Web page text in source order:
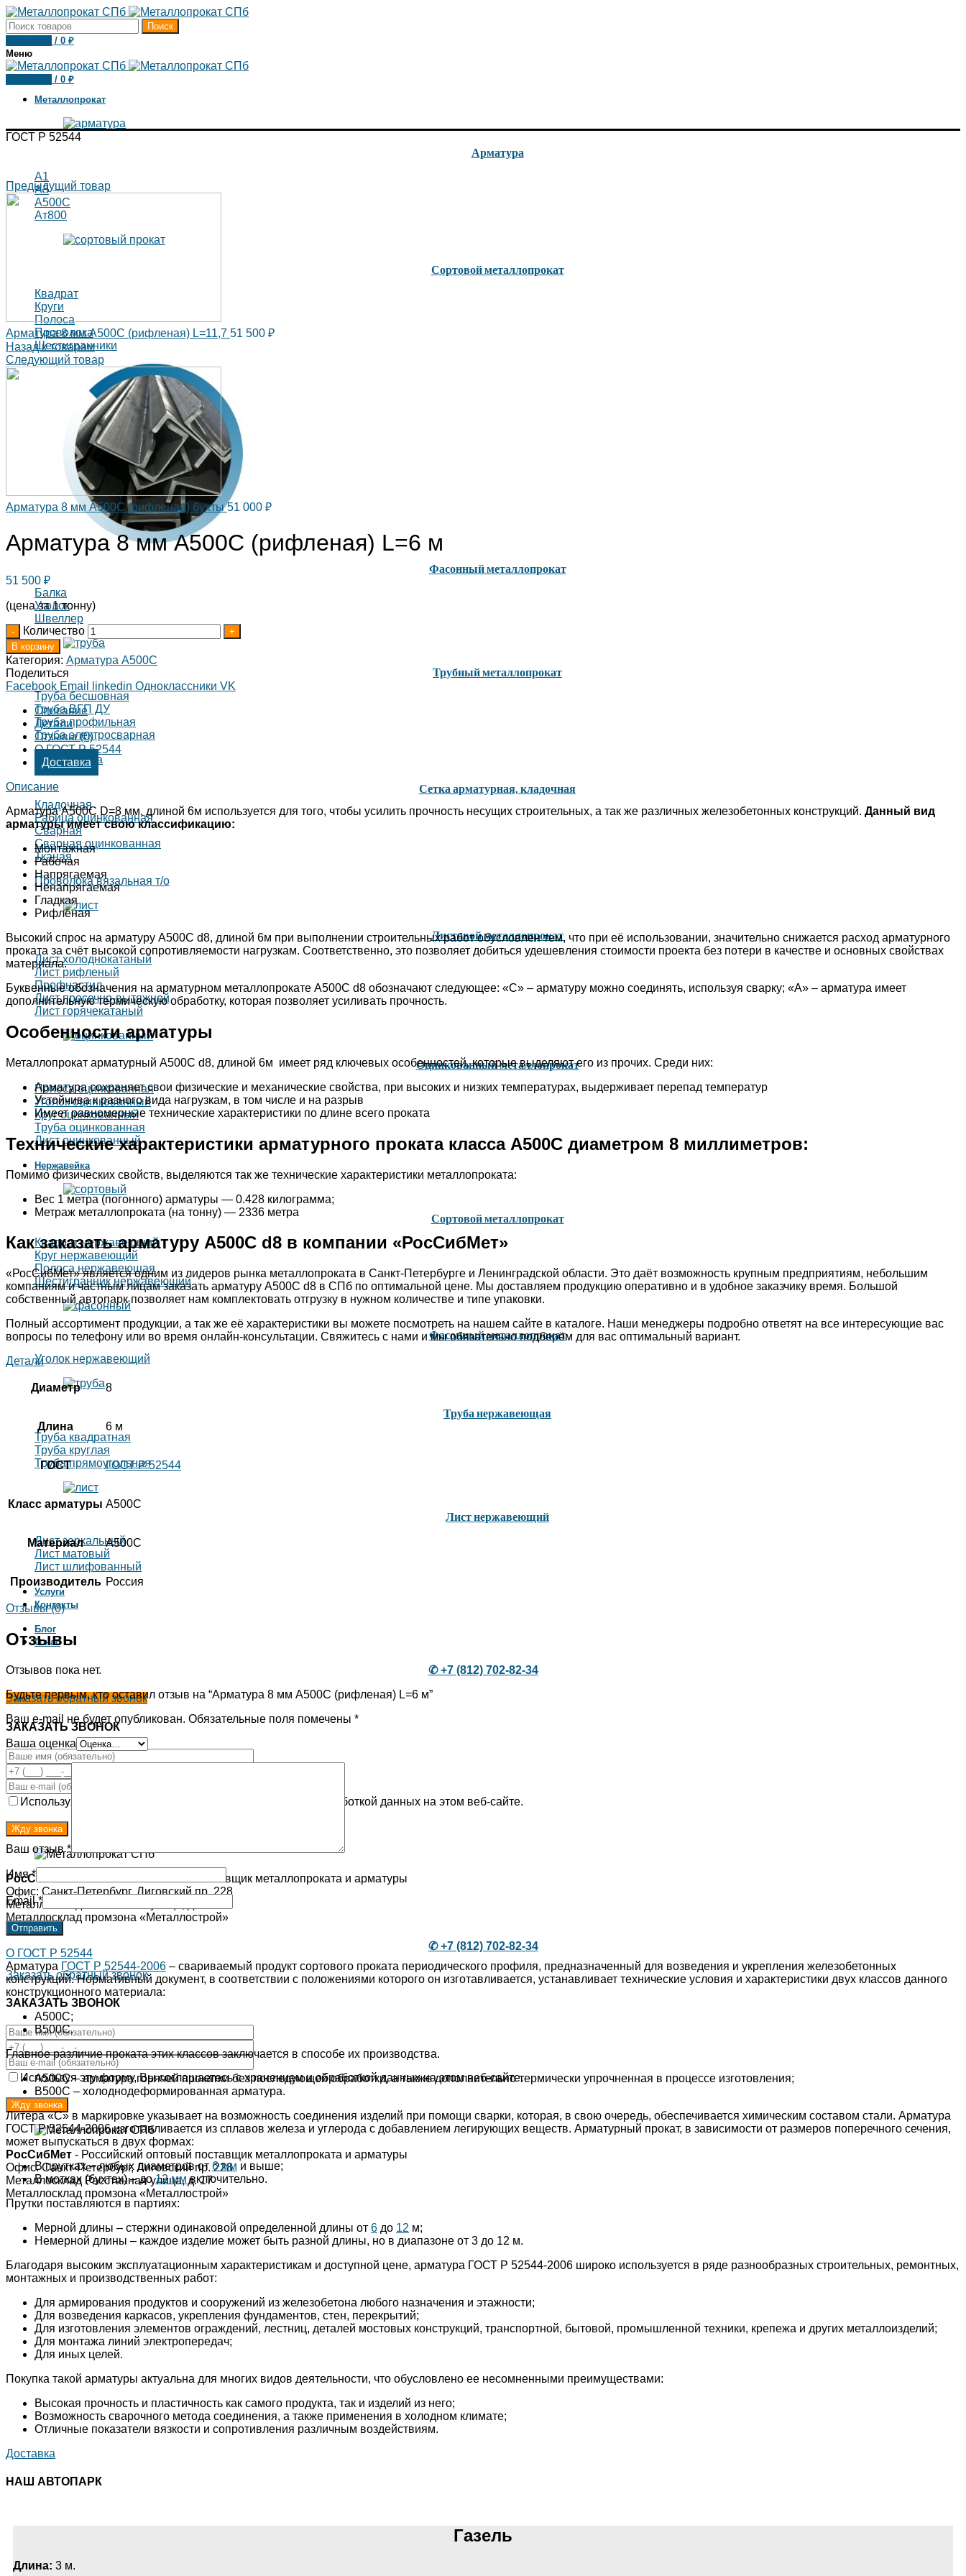
Поиск
/ 0 ₽
Меню
/ 0 ₽
Металлопрокат
Арматура
А1
А3
А500С
Ат800
Сортовой металлопрокат
Квадрат
Круги
Полоса
Проволока
Шестигранники
Фасонный металлопрокат
Балка
Уголок
Швеллер
Трубный металлопрокат
Труба бесшовная
Труба ВГП ДУ
Труба профильная
Труба электросварная
Сетка арматурная, кладочная
Кладочная
Рабица оцинкованная
Сварная
Сварная оцинкованная
Тканая
Проволока вязальная т/о
Листовой металлопрокат
Лист холоднокатаный
Лист рифленый
Профнастил
Лист просечно-вытяжной
Лист горячекатаный
Оцинкованный металлопрокат
Полоса оцинкованная
Уголок оцинкованный
Круг оцинкованный
Труба оцинкованная
Лист оцинкованный
Нержавейка
Сортовой металлопрокат
Квадрат нержавеющий
Круг нержавеющий
Полоса нержавеющая
Шестигранник нержавеющий
Фасонный металлопрокат
Уголок нержавеющий
Труба нержавеющая
Труба квадратная
Труба круглая
Труба прямоугольная
Лист нержавеющий
Лист зеркальный
Лист матовый
Лист шлифованный
Услуги
Контакты
Блог
О нас
✆ +7 (812) 702-82-34
Заказать обратный звонок
ЗАКАЗАТЬ ЗВОНОК
Используя эту форму, Вы соглашаетесь с хранением и обработкой данных на этом веб-сайте.
РосСибМет
- Российский оптовый поставщик металлопроката и арматуры
Офис: Санкт-Петербург, Лиговский пр. 228
Металлосклад Расстанная улица, д. 17
Металлосклад промзона «Металлострой»
✆ +7 (812) 702-82-34
Заказать обратный звонок
ЗАКАЗАТЬ ЗВОНОК
Используя эту форму, Вы соглашаетесь с хранением и обработкой данных на этом веб-сайте.
РосСибМет - Российский оптовый поставщик металлопроката и арматуры
Офис: Санкт-Петербург, Лиговский пр. 228
Металлосклад Расстанная улица, д. 17
Металлосклад промзона «Металлострой»
ГОСТ Р 52544
Предыдущий товар
Арматура 8 мм А500С (рифленая) L=11,7 51 500 ₽
Назад к товарам
Следующий товар
Арматура 8 мм А500С (рифленая) бухты51 000 ₽
Арматура 8 мм А500С (рифленая) L=6 м
51 500 ₽
(цена за 1 тонну)
Количество
В корзину
Категория: Арматура А500С
Поделиться
Facebook Email linkedin Одноклассники VK
Описание
Детали
Отзывы (0)
О ГОСТ Р 52544
Доставка
Описание
Арматура А500С D=8 мм, длиной 6м используется для того, чтобы усилить прочность несущих строительных, а так же различных железобетонных конструкций. Данный вид
арматуры имеет свою классификацию:
Монтажная
Рабочая
Напрягаемая
Ненапрягаемая
Гладкая
Рифлёная
Высокий спрос на арматуру А500С d8, длиной 6м при выполнении строительных работ обусловлен тем, что при её использовании, значительно снижается расход арматурного
проката за счёт высокой сопротивляемости нагрузкам. Соответственно, это позволяет добиться удешевления стоимости проекта без потери в качестве и основных свойствах
материала.
Буквенные обозначения на арматурном металлопрокате А500С d8 обозначают следующее: «С» – арматуру можно соединять, используя сварку; «А» – арматура имеет
дополнительную термическую обработку, которая позволяет усиливать прочность.
Особенности арматуры
Металлопрокат арматурный А500С d8, длиной 6м имеет ряд ключевых особенностей, которые выделяют его из прочих. Среди них:
Арматура сохраняет свои физические и механические свойства, при высоких и низких температурах, выдерживает перепад температур
Устойчива к разного вида нагрузкам, в том числе и на разрыв
Имеет равномерные технические характеристики по длине всего проката
Технические характеристики арматурного проката класса А500С диаметром 8 миллиметров:
Помимо физических свойств, выделяются так же технические характеристики металлопроката:
Вес 1 метра (погонного) арматуры — 0.428 килограмма;
Метраж металлопроката (на тонну) — 2336 метра
Как заказать арматуру А500С d8 в компании «РосСибМет»
«РосСибМет» является одним из лидеров рынка металлопроката в Санкт-Петербурге и Ленинградской области. Это даёт возможность крупным предприятиям, небольшим
компаниям и частным лицам заказать арматуру А500С d8 в СПб по оптимальной цене. Мы доставляем продукцию оперативно и в удобное заказчику время. Большой
собственный автопарк позволяет нам комплектовать отгрузку в нужном количестве и типе упаковки.
Полный ассортимент продукции, а так же её характеристики вы можете посмотреть на нашем сайте в каталоге. Наши менеджеры подробно ответят на все интересующие вас
вопросы по телефону или во время онлайн-консультации. Свяжитесь с нами и мы обязательно подберём для вас оптимальный вариант.
Детали
Диаметр 8
Длина 6 м
ГОСТ ГОСТ Р 52544
Класс арматуры А500С
Материал А500С
Производитель Россия
Отзывы (0)
Отзывы
Отзывов пока нет.
Будьте первым, кто оставил отзыв на “Арматура 8 мм А500С (рифленая) L=6 м”
Ваш e-mail не будет опубликован. Обязательные поля помечены *
Ваша оценка
Ваш отзыв*
Имя*
Email*
О ГОСТ Р 52544
Арматура ГОСТ Р 52544-2006 – свариваемый продукт сортового проката периодического профиля, предназначенный для возведения и укрепления железобетонных
конструкций. Нормативный документ, в соответствии с положениями которого он изготавливается, устанавливает технические условия и характеристики двух классов данного
конструкционного материала:
А500С;
В500С.
Главное различие проката этих классов заключается в способе их производства.
А500С – арматура горячей прокатки без последующей обработки, а также дополнительно термически упрочненная в процессе изготовления;
В500С – холоднодеформированная арматура.
Литера «С» в маркировке указывает на возможность соединения изделий при помощи сварки, которая, в свою очередь, обеспечивается химическим составом стали. Арматура
ГОСТ Р 52544-2006 изготавливается из сплавов железа и углерода с добавлением легирующих веществ. Арматурный прокат, в зависимости от размеров поперечного сечения,
может выпускаться в двух формах:
В прутках – любых диаметров от 6 мм и выше;
В мотках (бухтах) – до12 мм включительно.
Прутки поставляются в партиях:
Мерной длины – стержни одинаковой определенной длины от 6 до 12 м;
Немерной длины – каждое изделие может быть разной длины, но в диапазоне от 3 до 12 м.
Благодаря высоким эксплуатационным характеристикам и доступной цене, арматура ГОСТ Р 52544-2006 широко используется в ряде разнообразных строительных, ремонтных,
монтажных и производственных работ:
Для армирования продуктов и сооружений из железобетона любого назначения и этажности;
Для возведения каркасов, укрепления фундаментов, стен, перекрытий;
Для изготовления элементов ограждений, лестниц, деталей мостовых конструкций, транспортной, бытовой, промышленной техники, крепежа и других металлоизделий;
Для монтажа линий электропередач;
Для иных целей.
Покупка такой арматуры актуальна для многих видов деятельности, что обусловлено ее несомненными преимуществами:
Высокая прочность и пластичность как самого продукта, так и изделий из него;
Возможность сварочного метода соединения, а также применения в холодном климате;
Отличные показатели вязкости и сопротивления различным воздействиям.
Доставка
НАШ АВТОПАРК
Газель
Длина: 3 м.